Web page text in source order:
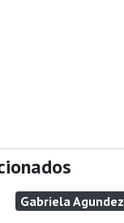
Gabriela Agundez